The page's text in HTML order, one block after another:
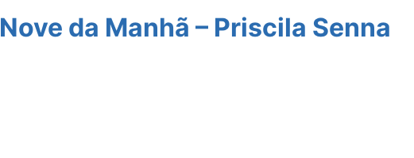
Nove da Manhã – Priscila Senna